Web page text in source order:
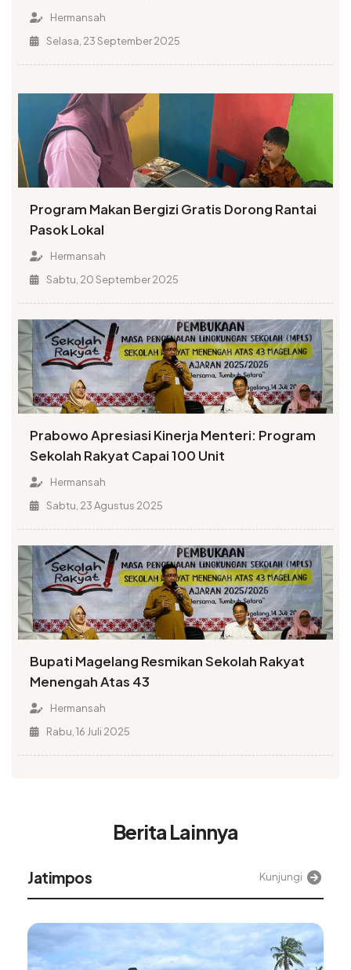
Hermansah
Selasa, 23 September 2025
Program Makan Bergizi Gratis Dorong Rantai
Pasok Lokal
Hermansah
Sabtu, 20 September 2025
Prabowo Apresiasi Kinerja Menteri: Program
Sekolah Rakyat Capai 100 Unit
Hermansah
Sabtu, 23 Agustus 2025
Bupati Magelang Resmikan Sekolah Rakyat
Menengah Atas 43
Hermansah
Rabu, 16 Juli 2025
Berita Lainnya
Alinea Kunjungi